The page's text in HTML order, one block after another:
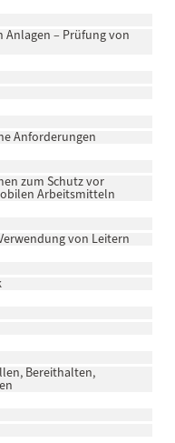
– Prüfung von
Anforderungen
zum Schutz vor
Arbeitsmitteln
von Leitern
Bereithalten,